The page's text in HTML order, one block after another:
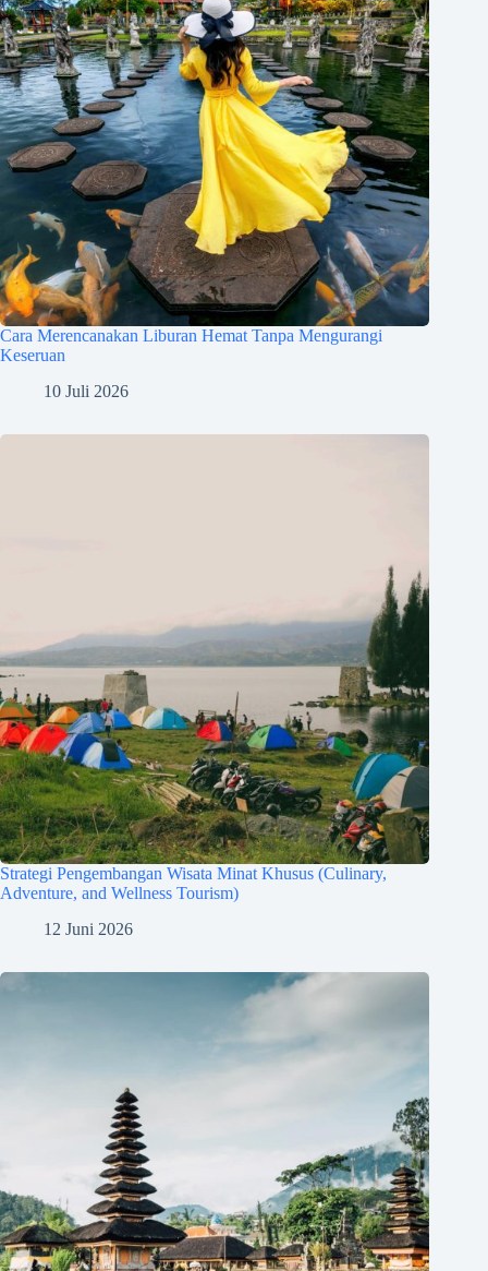
Cara Merencanakan Liburan Hemat Tanpa Mengurangi
Keseruan
10 Juli 2026
Strategi Pengembangan Wisata Minat Khusus (Culinary,
Adventure, and Wellness Tourism)
12 Juni 2026